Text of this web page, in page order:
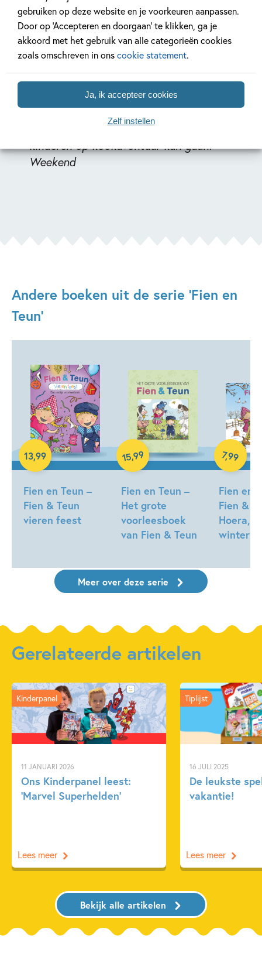
gebruiken op deze website en je voorkeuren aanpassen.
Door op ‘Accepteren en doorgaan’ te klikken, ga je
akkoord met het gebruik van alle categorieën cookies
zoals omschreven in onscookie statement.
Ja, ik accepteer cookies
Zelf instellen
‘In het Fien & Teun kookboek vindt u
niet alleen gezellige voorleesverhalen
maar ook recepten van de heerlijkste
gerechten waardoor u samen uw
kinderen op kookavontuur kan gaan!’ –
Weekend
Andere boeken uit de serie 'Fien en
Teun'
Fien en Teun –
Fien & Teun
vieren feest
13,99
Hardcover
Fien en Teun –
Het grote
voorleesboek
van Fien & Teun
15,99
Hardcover
Fien en
Fien &
Hoera,
winter!
7,99
Hardcover
Meer over deze serie
Gerelateerde artikelen
11 JANUARI 2026
Ons Kinderpanel leest:
‘Marvel Superhelden’
Kinderpanel
Lees meer
16 JULI 2025
De leukste
vakantie!
Tiplijst
Lees meer
Bekijk alle artikelen